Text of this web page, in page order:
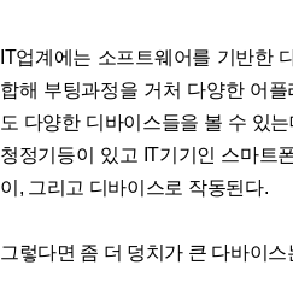
IT업계에는 소프트웨어를 기반한
합해 부팅과정을 거처 다양한 어
도 다양한 디바이스들을 볼 수 있
청정기등이 있고 IT기기인 스마트
이, 그리고 디바이스로 작동된다.
그렇다면 좀 더 덩치가 큰 다바이